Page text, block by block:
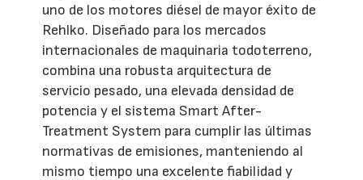
uno de los motores diésel de mayor éxito de
Rehlko. Diseñado para los mercados
internacionales de maquinaria todoterreno,
combina una robusta arquitectura de
servicio pesado, una elevada densidad de
potencia y el sistema Smart After-
Treatment System para cumplir las últimas
normativas de emisiones, manteniendo al
mismo tiempo una excelente fiabilidad y